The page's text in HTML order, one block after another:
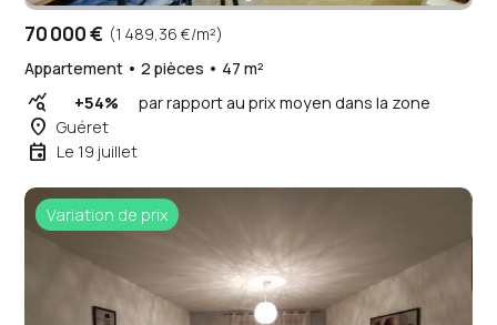
70 000 € (1 489,36 €/m²)
Appartement • 2 pièces • 47 m²
query_stats +54% par rapport au prix moyen dans la zone
place Guéret
event Le 19 juillet
Variation de prix